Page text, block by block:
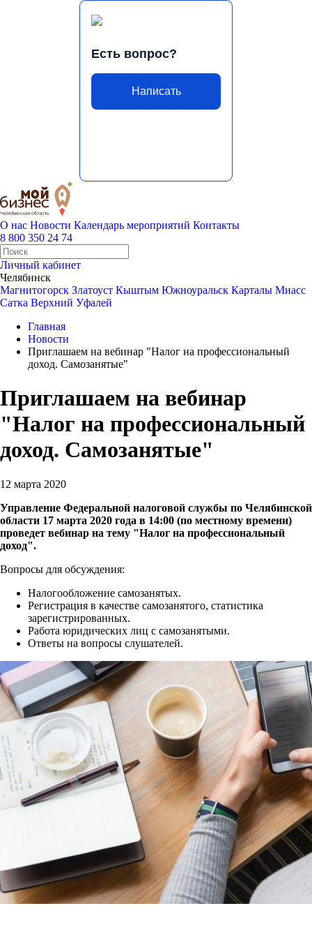
Есть вопрос?
Написать
О нас Новости Календарь мероприятий Контакты
8 800 350 24 74
Личный кабинет
Челябинск
Магнитогорск Златоуст Кыштым Южноуральск Карталы Миасс
Сатка Верхний Уфалей
Главная
Новости
Приглашаем на вебинар "Налог на профессиональный
доход. Самозанятые"
Приглашаем на вебинар
"Налог на профессиональный
доход. Самозанятые"
12 марта 2020
Управление Федеральной налоговой службы по Челябинской
области 17 марта 2020 года в 14:00 (по местному времени)
проведет вебинар на тему "Налог на профессиональный
доход".
Вопросы для обсуждения:
Налогообложение самозанятых.
Регистрация в качестве самозанятого, статистика
зарегистрированных.
Работа юридических лиц с самозанятыми.
Ответы на вопросы слушателей.